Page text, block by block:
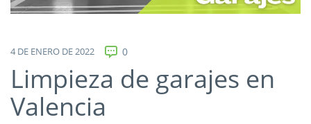
4 DE ENERO DE 2022 0
Limpieza de garajes en
Valencia